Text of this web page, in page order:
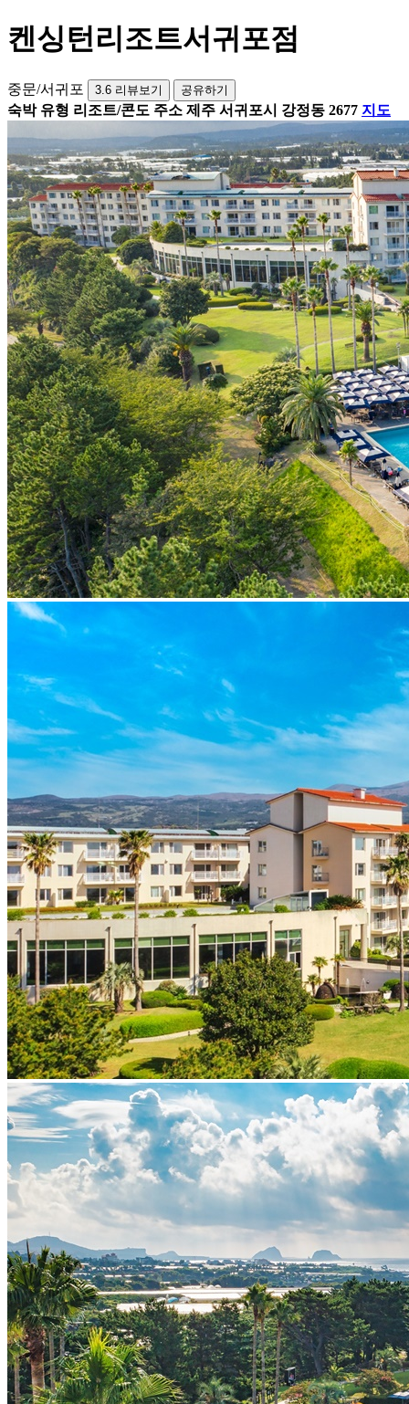
켄싱턴리조트서귀포점
중문/서귀포 3.6 리뷰보기 공유하기
숙박 유형 리조트/콘도 주소 제주 서귀포시 강정동 2677 지도